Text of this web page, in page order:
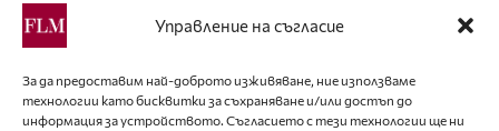
Управление на съгласие
За да предоставим най-доброто изживяване, ние използваме
технологии като бисквитки за съхраняване и/или достъп до
информация за устройството. Съгласието с тези технологии ще ни
Политика за бисквитки
За контакти
editor@fashion-lifestyle.net